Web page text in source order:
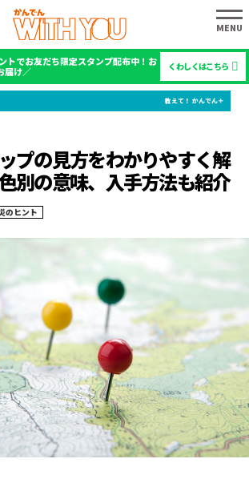
トでお友だち限定スタンプ配布中！お
届け／
くわしくはこちら
プの見方をわかりやすく解
別の意味、入手方法も紹介
のヒント